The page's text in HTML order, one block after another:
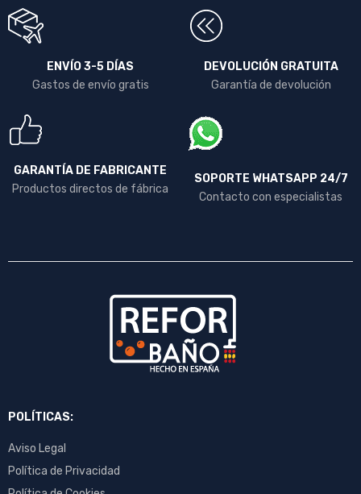
ENVÍO 3-5 DÍAS
Gastos de envío gratis
DEVOLUCIÓN GRATUITA
Garantía de devolución
GARANTÍA DE FABRICANTE
Productos directos de fábrica
SOPORTE WHATSAPP 24/7
Contacto con especialistas
POLÍTICAS:
Aviso Legal
Política de Privacidad